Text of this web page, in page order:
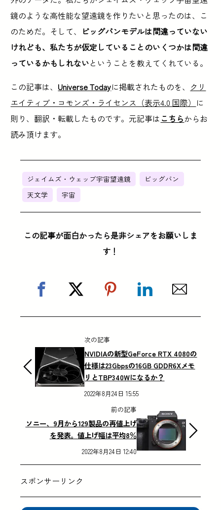
鏡のような高性能な望遠鏡を作りたいと思ったのは、こ
のためだ。そして、
ビッグバンモデルは間違っていない
けれども、私たちが仮定していることのいくつかは間違
っているかもしれないということを教えてくれている。
この記事は、 Universe Todayに掲載されたものを、 クリ
エイティブ・コモンズ・ライセンス（表示4.0 国際） に
則り、翻訳・転載したものです。元記事は こちらからお
読み頂けます。
ジェイムズ・ウェッブ宇宙望遠鏡
ビッグバン
天文学
宇宙
この記事が面白かったら是非シェアをお願いしま
す！
次の記事
NVIDIAの新型GeForce RTX 4080の
仕様は23Gbpsの16GB GDDR6Xメモ
リとTBP340Wになるか？
2022年8月24日 15:55
前の記事
ソニー、9月から129製品の再値上げ
を発表。値上げ幅は平均8％
2022年8月24日 12:40
スポンサーリンク